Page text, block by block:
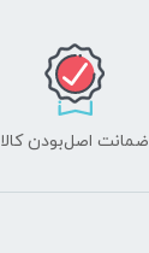
ضمانت اصل‌بودن کالا